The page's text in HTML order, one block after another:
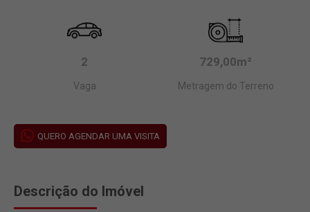
2
Vaga
729,00m²
Metragem do Terreno
QUERO AGENDAR UMA VISITA
Descrição do Imóvel